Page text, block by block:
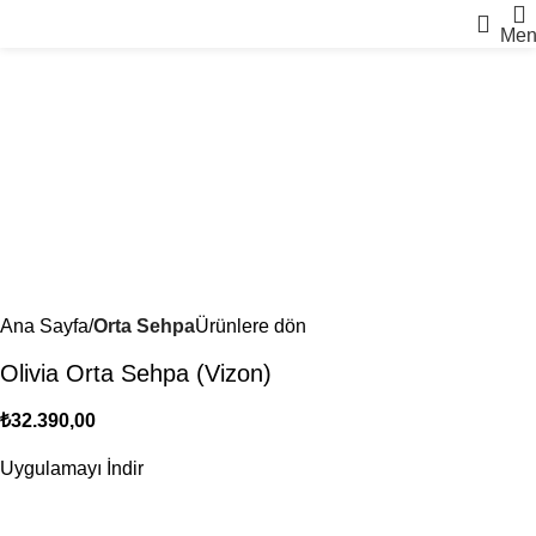
Ana Sayfa Orta SehpaÜrünlere dön
Olivia Orta Sehpa (Vizon)
₺32.390,00
Uygulamayı İndir